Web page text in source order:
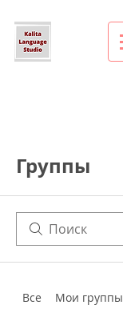
Группы
Все Мои группы